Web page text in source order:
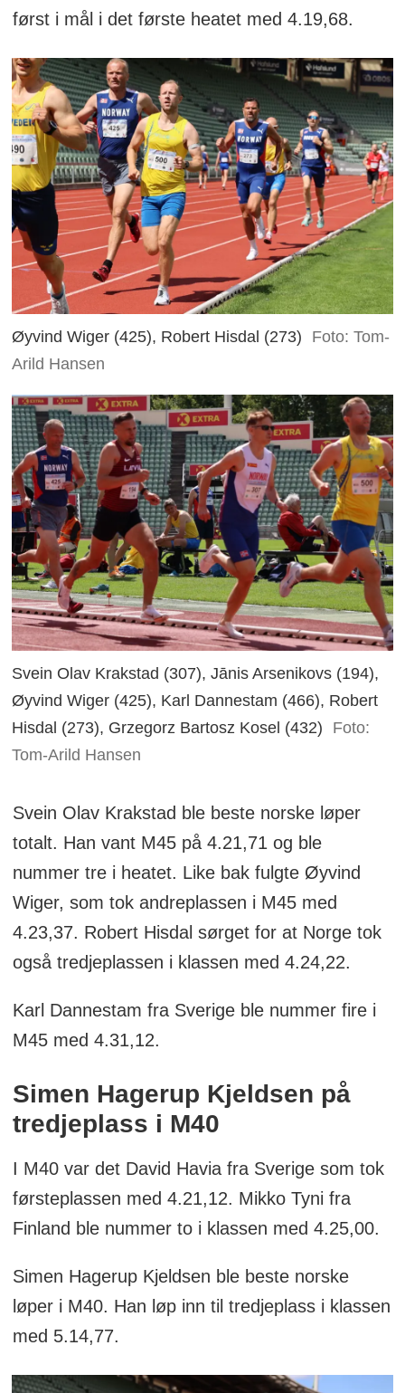
først i mål i det første heatet med 4.19,68.
Øyvind Wiger (425), Robert Hisdal (273)
Foto: Tom-
Arild Hansen
Svein Olav Krakstad (307), Jānis Arsenikovs (194),
Øyvind Wiger (425), Karl Dannestam (466), Robert
Hisdal (273), Grzegorz Bartosz Kosel (432)
Foto:
Tom-Arild Hansen
Svein Olav Krakstad ble beste norske løper
totalt. Han vant M45 på 4.21,71 og ble
nummer tre i heatet. Like bak fulgte Øyvind
Wiger, som tok andreplassen i M45 med
4.23,37. Robert Hisdal sørget for at Norge tok
også tredjeplassen i klassen med 4.24,22.
Karl Dannestam fra Sverige ble nummer fire i
M45 med 4.31,12.
Simen Hagerup Kjeldsen på
tredjeplass i M40
I M40 var det David Havia fra Sverige som tok
førsteplassen med 4.21,12. Mikko Tyni fra
Finland ble nummer to i klassen med 4.25,00.
Simen Hagerup Kjeldsen ble beste norske
løper i M40. Han løp inn til tredjeplass i klassen
med 5.14,77.